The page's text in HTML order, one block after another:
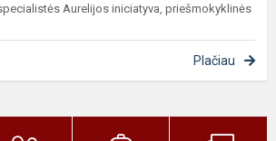
Aurelijos iniciatyva, priešmokyklinės
Plačiau